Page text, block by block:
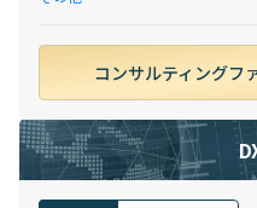
コンサルティングフ